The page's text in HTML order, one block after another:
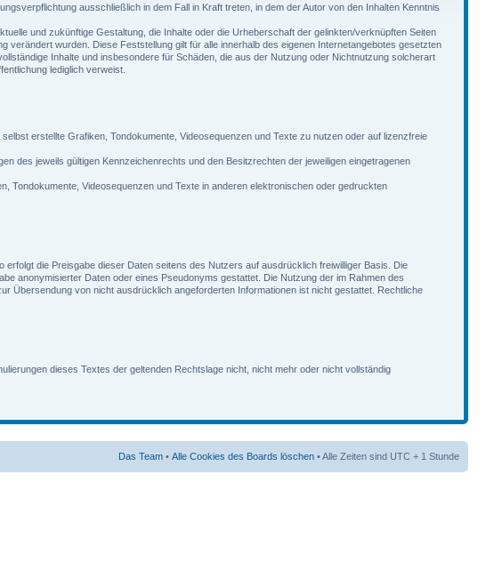
ausschließlich in dem Fall in Kraft treten, in dem der Autor von den Inhalten Kenntnis
und zukünftige Gestaltung, die Inhalte oder die Urheberschaft der gelinkten/verknüpften Seiten
wurden. Diese Feststellung gilt für alle innerhalb des eigenen Internetangebotes gesetzten
Inhalte und insbesondere für Schäden, die aus der Nutzung oder Nichtnutzung solcherart
lediglich verweist.
erstellte Grafiken, Tondokumente, Videosequenzen und Texte zu nutzen oder auf lizenzfreie
des jeweils gültigen Kennzeichenrechts und den Besitzrechten der jeweiligen eingetragenen
Tondokumente, Videosequenzen und Texte in anderen elektronischen oder gedruckten
die Preisgabe dieser Daten seitens des Nutzers auf ausdrücklich freiwilliger Basis. Die
anonymisierter Daten oder eines Pseudonyms gestattet. Die Nutzung der im Rahmen des
Übersendung von nicht ausdrücklich angeforderten Informationen ist nicht gestattet. Rechtliche
dieses Textes der geltenden Rechtslage nicht, nicht mehr oder nicht vollständig
Das Team • Alle Cookies des Boards löschen • Alle Zeiten sind UTC + 1 Stunde